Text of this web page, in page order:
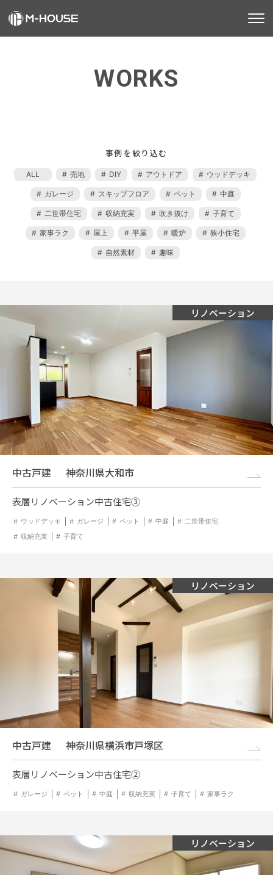
施工事例
会社情報
イベント情報
0120-800-108
営業時間／10：00〜19：00 定休日／水曜日
お問い合わせ
WORKS
事例を絞り込む
ALL 売地 DIY アウトドア ウッドデッキ
ガレージ スキップフロア ペット 中庭
二世帯住宅 収納充実 吹き抜け 子育て
家事ラク 屋上 平屋 暖炉 狭小住宅
自然素材 趣味
リノベーション
中古戸建 神奈川県大和市
表層リノベーション中古住宅③
ウッドデッキ ガレージ ペット 中庭
二世帯住宅
収納充実
子育て
リノベーション
中古戸建 神奈川県横浜市戸塚区
表層リノベーション中古住宅②
ガレージ ペット 中庭 収納充実 子育て 家事ラク
リノベーション